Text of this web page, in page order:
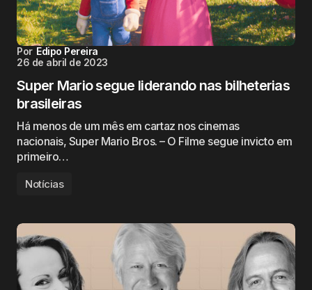
Por Edipo Pereira
26 de abril de 2023
Super Mario segue liderando nas bilheterias
brasileiras
Há menos de um mês em cartaz nos cinemas
nacionais, Super Mario Bros. – O Filme segue invicto em
primeiro…
Notícias